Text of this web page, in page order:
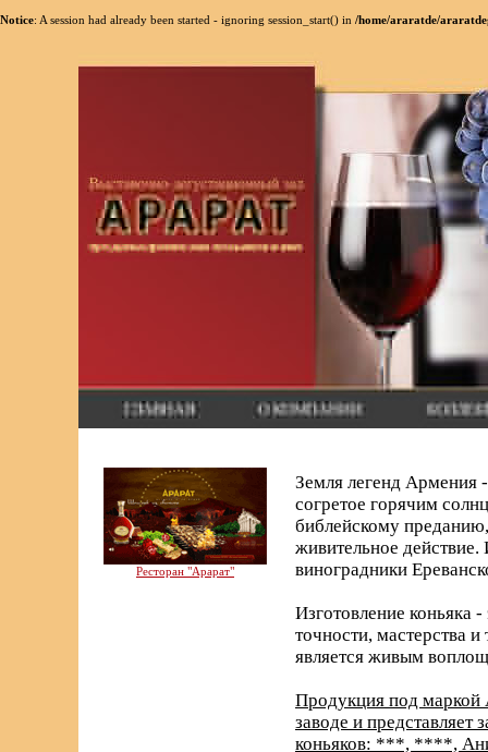
Notice: A session had already been started - ignoring session_start() in /home/araratde/
Ресторан "Арарат"
Земля легенд Армения
согретое горячим
библейскому
живительное
виноградники
Изготовление коньяка
точности, мастерства
является живым
Продукция под маркой
заводе и
коньяков: ***, ****,